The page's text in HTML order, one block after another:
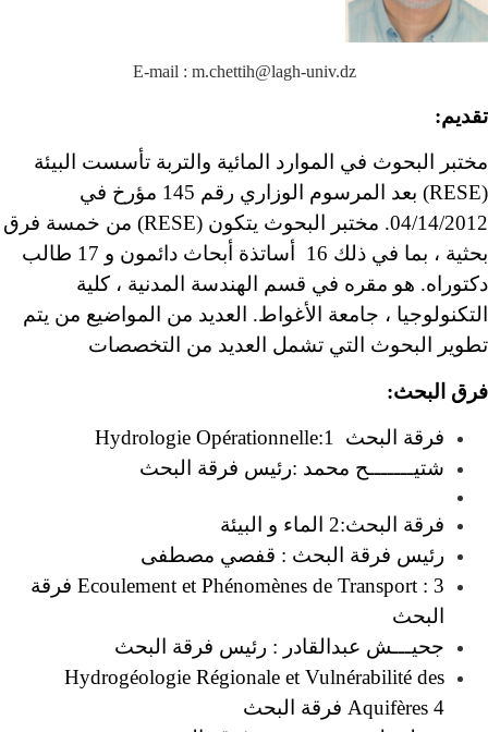
E-mail : m.chettih@lagh-univ.dz
تقديم:
مختبر البحوث في الموارد المائية والتربة تأسست البيئة
(RESE) بعد المرسوم الوزاري رقم 145 مؤرخ في
04/14/2012. مختبر البحوث يتكون (RESE) من خمسة فرق
بحثية ، بما في ذلك 16 أساتذة أبحاث دائمون و 17 طالب
دكتوراه. هو مقره في قسم الهندسة المدنية ، كلية
التكنولوجيا ، جامعة الأغواط. العديد من المواضيع من يتم
تطوير البحوث التي تشمل العديد من التخصصات
فرق البحث:
فرقة البحث Hydrologie Opérationnelle:1
شتيـــــــح محمد :رئيس فرقة البحث
فرقة البحث:2 الماء و البيئة
رئيس فرقة البحث : قفصي مصطفى
Ecoulement et Phénomènes de Transport : 3 فرقة
البحث
جحيـــش عبدالقادر : رئيس فرقة البحث
Hydrogéologie Régionale et Vulnérabilité des
Aquifères 4 فرقة البحث